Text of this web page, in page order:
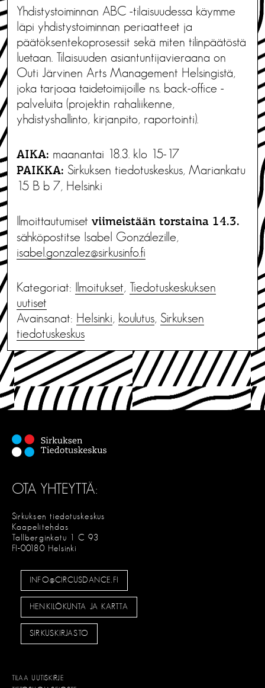
Yhdistystoiminnan ABC -tilaisuudessa käymme
läpi yhdistystoiminnan periaatteet ja
päätöksentekoprosessit sekä miten tilinpäätöstä
luetaan. Tilaisuuden asiantuntijavieraana on
Outi Järvinen Arts Management Helsingistä,
joka tarjoaa taidetoimijoille ns. back-office -
palveluita (projektin rahaliikenne,
yhdistyshallinto, kirjanpito, raportointi).
AIKA: maanantai 18.3. klo 15-17
PAIKKA: Sirkuksen tiedotuskeskus, Mariankatu
15 B b 7, Helsinki
Ilmoittautumiset viimeistään torstaina 14.3.
sähköpostitse Isabel Gonzálezille,
isabel.gonzalez@sirkusinfo.fi
Kategoriat: Ilmoitukset, Tiedotus­keskuksen
uutiset
Avainsanat: Helsinki, koulutus, Sirkuksen
tiedotuskeskus
OTA YHTEYTTÄ:
Sirkuksen tiedotuskeskus
Kaapelitehdas
Tallberginkatu 1 C 93
FI-00180 Helsinki
INFO@CIRCUSDANCE.FI
HENKILÖKUNTA JA KARTTA
SIRKUSKIRJASTO
TILAA UUTISKIRJE